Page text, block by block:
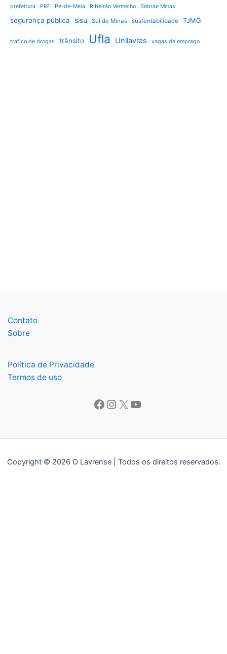
prefeitura PRF Pé-de-Meia Ribeirão Vermelho Sebrae Minas
segurança pública sisu Sul de Minas sustentabilidade TJMG
tráfico de drogas trânsito Ufla Unilavras vagas de emprego
Contato
Sobre
Política de Privacidade
Termos de uso
Copyright © 2026 O Lavrense | Todos os direitos reservados.